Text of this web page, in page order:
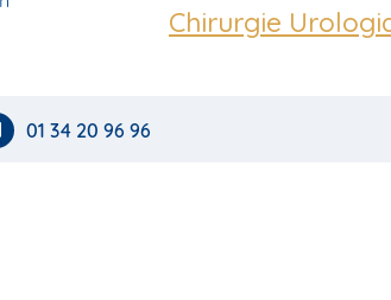
Chirurgie
01 34 20 96 96